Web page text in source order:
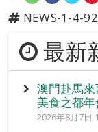
NEWS-1-4-
最新
澳門赴馬
美食之都年
2026年8月7日